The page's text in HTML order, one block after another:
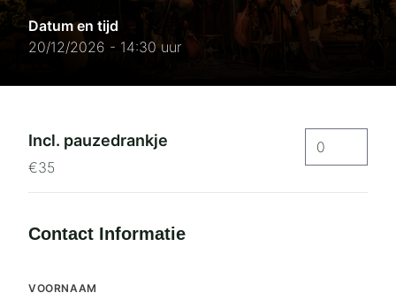
Datum en tijd
20/12/2026 - 14:30 uur
Incl. pauzedrankje
€35
Contact Informatie
VOORNAAM